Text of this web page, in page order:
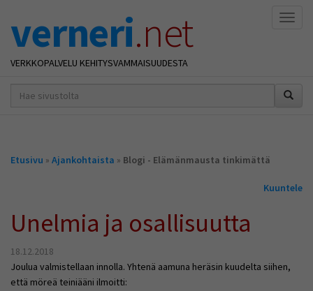
verneri.net
VERKKOPALVELU KEHITYSVAMMAISUUDESTA
hakusana(t)
Olet
Etusivu » Ajankohtaista » Blogi - Elämänmausta tinkimättä
Kuuntele
Unelmia ja osallisuutta
18.12.2018
Joulua valmistellaan innolla. Yhtenä aamuna heräsin kuudelta siihen,
että möreä teiniääni ilmoitti: